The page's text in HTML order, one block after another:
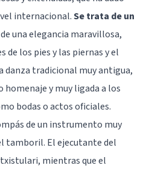
internacional.Se trata de un
una elegancia maravillosa,
de los pies y las piernas y el
danza tradicional muy antigua,
y muy ligada a los
bodas o actos oficiales.
de un instrumento muy
tamboril. El ejecutante del
mientras que el